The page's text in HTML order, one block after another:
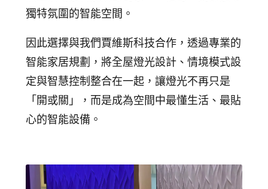
獨特氛圍的智能空間。
因此選擇與我們賈維斯科技合作，透過專業的
智能家居規劃，將全屋燈光設計、情境模式設
定與智慧控制整合在一起，讓燈光不再只是
「開或關」，而是成為空間中最懂生活、最貼
心的智能設備。
加入 JARVIS VIP